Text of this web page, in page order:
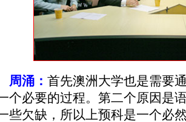
周涌： 首先澳洲大学也是需要
个必要的过程。第二个原因是
些欠缺，所以上预科是一个必